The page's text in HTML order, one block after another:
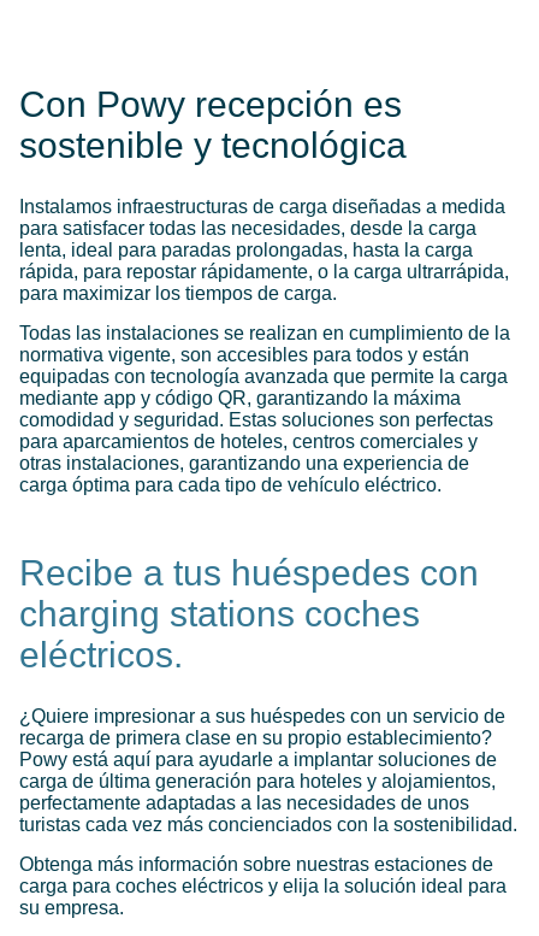
Con Powy recepción es
sostenible y tecnológica
Instalamos infraestructuras de carga diseñadas a medida
para satisfacer todas las necesidades, desde la carga
lenta, ideal para paradas prolongadas, hasta la carga
rápida, para repostar rápidamente, o la carga ultrarrápida,
para maximizar los tiempos de carga.
Todas las instalaciones se realizan en cumplimiento de la
normativa vigente, son accesibles para todos y están
equipadas con tecnología avanzada que permite la carga
mediante app y código QR, garantizando la máxima
comodidad y seguridad. Estas soluciones son perfectas
para aparcamientos de hoteles, centros comerciales y
otras instalaciones, garantizando una experiencia de
carga óptima para cada tipo de vehículo eléctrico.
Recibe a tus huéspedes con
charging stations coches
eléctricos.
¿Quiere impresionar a sus huéspedes con un servicio de
recarga de primera clase en su propio establecimiento?
Powy está aquí para ayudarle a implantar soluciones de
carga de última generación para hoteles y alojamientos,
perfectamente adaptadas a las necesidades de unos
turistas cada vez más concienciados con la sostenibilidad.
Obtenga más información sobre nuestras estaciones de
carga para coches eléctricos y elija la solución ideal para
su empresa.